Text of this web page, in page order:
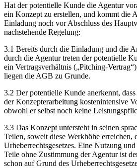
Hat der potentielle Kunde die Agentur
ein Konzept zu erstellen, und kommt die
Einladung noch vor Abschluss des
nachstehende Regelung:
3.1 Bereits durch die Einladung und die
durch die Agentur treten der potentielle
ein Vertragsverhältnis („Pitching-
liegen die AGB zu Grunde.
3.2 Der potentielle Kunde anerkennt,
der Konzepterarbeitung kostenintensive
obwohl er selbst noch keine
3.3 Das Konzept untersteht in seinen
Teilen, soweit diese Werkhöhe erreichen,
Urheberrechtsgesetzes. Eine Nutzung
Teile ohne Zustimmung der Agentur ist
schon auf Grund des